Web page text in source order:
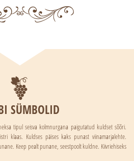
SÜMBOLID
tipul seisva kolmnurgana paigutatud kuldset sõõri.
klaas. Kuldses päises kaks punast viinamarjalehte.
Keep pealt punane, seestpoolt kuldne. Kiivriehiseks